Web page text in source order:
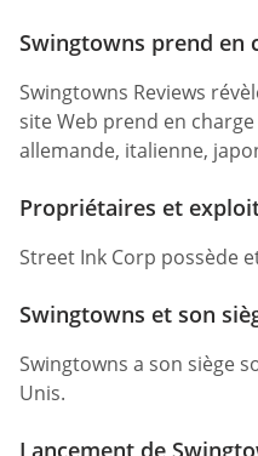
Swingtowns prend en
Swingtowns Reviews
site Web prend en
allemande, italienne,
Propriétaires et
Street Ink Corp possède
Swingtowns et son
Swingtowns a son siège
Unis.